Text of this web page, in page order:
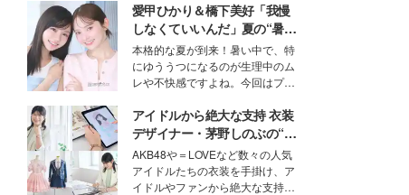
な美容の常識を大きく変える可能
性を秘めた、革新的な「Water
Capturing Skin（ウォーターキャ
プチャリングスキン：捕水肌）」
技術を、花王が構築した。
愛甲ひかり＆橋下美好「我慢
しなくていいんだ」夏の“暑さ
対策”の新しい選択肢とは？
本格的な夏が到来！暑い中で、特
にゆううつになるのが生理中のム
レや不快感ですよね。今回はプラ
モデル・愛甲ひかりさんと橋下美
好さんを迎えて本音で女子会トー
ク。猛暑のお出かけを快適に過ご
すヒントや、2人が感動した夏の
生理の新常識にも迫りました。
アイドルから絶大な支持 衣装
デザイナー・茅野しのぶの“可
愛い”を作る美学＜「シチズン
クロスシー」インタビュー＞
AKB48や＝LOVEなど数々の人気
アイドルたちの衣装を手掛け、ア
イドルやファンから絶大な支持を